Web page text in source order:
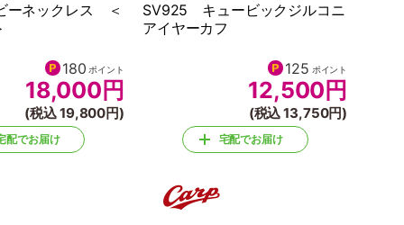
ネックレス ＜
180 ポイント
18,000 円
(税込 19,800円)
配でお届け
SV925 キュービックジルコニ
アイヤーカフ
125 ポイント
12,500 円
(税込 13,750円)
宅配でお届け